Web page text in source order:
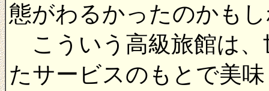
態がわるかったのかも
こういう高級旅館は、
たサービスのもとで美